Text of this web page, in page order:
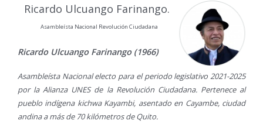
Ricardo Ulcuango Farinango.
Asambleísta Nacional Revolución Ciudadana
Ricardo Ulcuango Farinango (1966)
Asambleísta Nacional electo para el periodo legislativo 2021-2025
por la Alianza UNES de la Revolución Ciudadana. Pertenece al
pueblo indígena kichwa Kayambi, asentado en Cayambe, ciudad
andina a más de 70 kilómetros de Quito.